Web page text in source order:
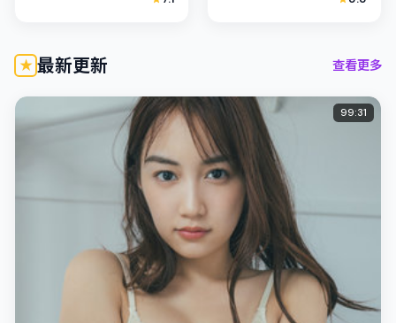
木聪的表演在外冷内热之
间，类型定位为喜剧。主
最新更新 查看更多
99:31